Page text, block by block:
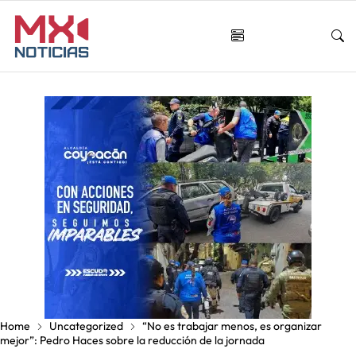
Home Uncategorized
“No es trabajar menos, es organizar
mejor”: Pedro Haces sobre la reducción de la jornada